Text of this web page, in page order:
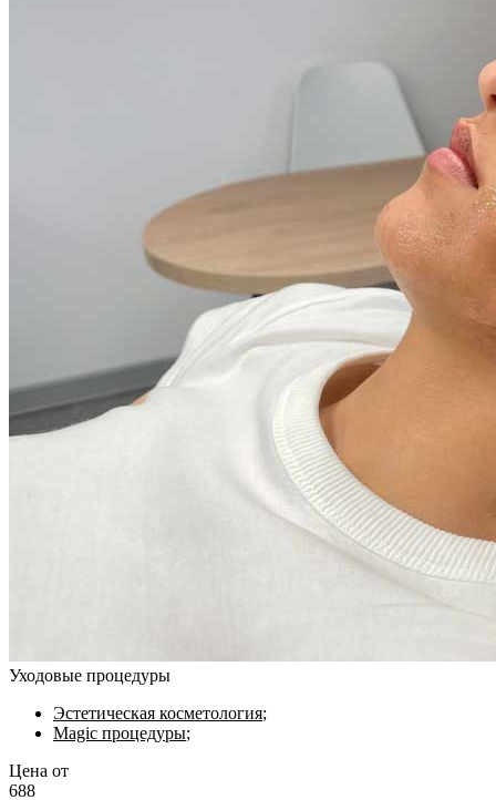
Уходовые процедуры
Эстетическая косметология;
Magic процедуры;
Цена от
688